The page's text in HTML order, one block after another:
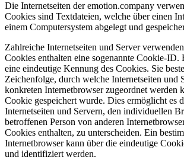
Die Internetseiten der emotion.company
Cookies sind Textdateien, welche über einen
einem Computersystem abgelegt und
Zahlreiche Internetseiten und Server
Cookies enthalten eine sogenannte Cookie-
eine eindeutige Kennung des Cookies. Sie
Zeichenfolge, durch welche Internetseiten und
konkreten Internetbrowser zugeordnet werden
Cookie gespeichert wurde. Dies ermöglicht es
Internetseiten und Servern, den individuellen
betroffenen Person von anderen
Cookies enthalten, zu unterscheiden. Ein
Internetbrowser kann über die eindeutige
und identifiziert werden.